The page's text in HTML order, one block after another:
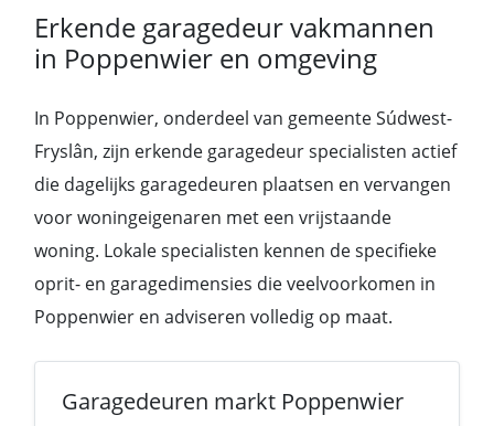
Erkende garagedeur vakmannen
in Poppenwier en omgeving
In Poppenwier, onderdeel van gemeente Súdwest-
Fryslân, zijn erkende garagedeur specialisten actief
die dagelijks garagedeuren plaatsen en vervangen
voor woningeigenaren met een vrijstaande
woning. Lokale specialisten kennen de specifieke
oprit- en garagedimensies die veelvoorkomen in
Poppenwier en adviseren volledig op maat.
Garagedeuren markt Poppenwier